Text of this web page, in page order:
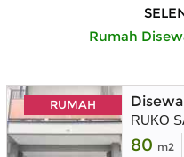
Rumah
RUMAH
RUKO
80 m2